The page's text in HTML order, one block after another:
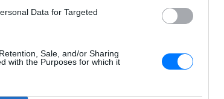
Data for Targeted
Sale, and/or Sharing
with the Purposes for which it
Έφτιαξαν το
μουσική - Πού